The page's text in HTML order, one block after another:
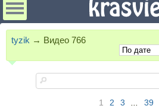
tyzik → Видео 766
1 2 3 39